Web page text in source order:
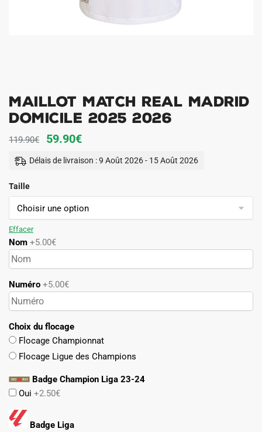
Maillot Match Real Madrid
Domicile 2025 2026
119.90€
Le
prix
119.90€.
59.90€Le
59.90€.
Délais de livraison : 9 Août 2026 - 15 Août 2026
Taille
Effacer
Nom +5.00€
Numéro +5.00€
Choix du flocage
Flocage Championnat
Flocage Ligue des Champions
Badge Champion Liga 23-24
Oui +2.50€
Badge Liga